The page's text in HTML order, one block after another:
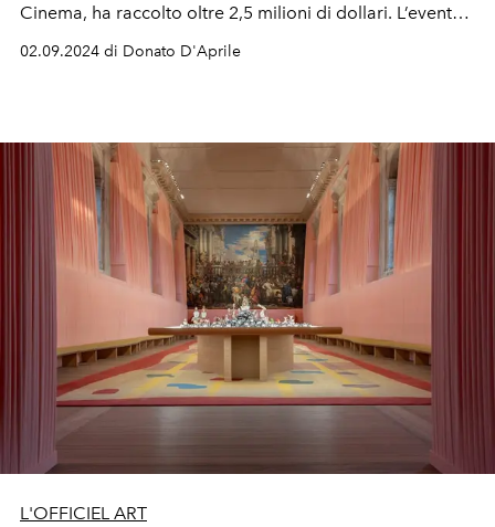
Cinema, ha raccolto oltre 2,5 milioni di dollari. L’evento,
personalità internazionali. Tra loro Antonio Banderas,
02.09.2024 di Donato D'Aprile
L'OFFICIEL ART